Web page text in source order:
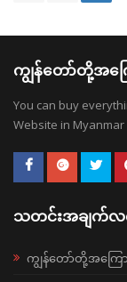
ကျွန်တော်တို့အကြ
You can buy
Website in Myanmar
သတင်းအချက်
ကျွန်တော်တို့အကြော